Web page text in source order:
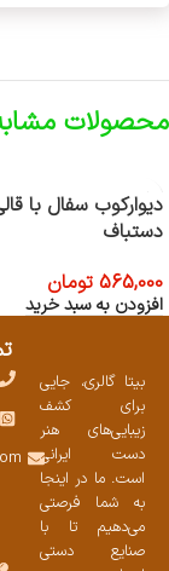
محصولات
دیوارکوب سفال با
دستباف
565,000 تومان
افزودن به سبد خرید
بیتا گالری، جایی
برای کشف
زیبایی‌های هنر
دست ایرانی
است. ما در اینجا
به شما فرصتی
می‌دهیم تا با
صنایع دستی